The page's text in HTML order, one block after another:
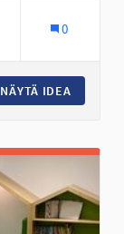
0
NÄYTÄ IDEA